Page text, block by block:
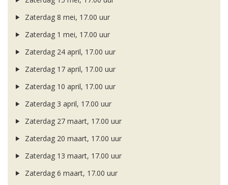
Zaterdag 8 mei, 17.00 uur
Zaterdag 1 mei, 17.00 uur
Zaterdag 24 april, 17.00 uur
Zaterdag 17 april, 17.00 uur
Zaterdag 10 april, 17.00 uur
Zaterdag 3 april, 17.00 uur
Zaterdag 27 maart, 17.00 uur
Zaterdag 20 maart, 17.00 uur
Zaterdag 13 maart, 17.00 uur
Zaterdag 6 maart, 17.00 uur